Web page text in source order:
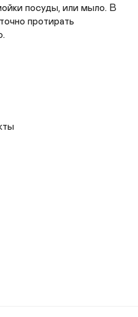
посуды, или мыло. В
протирать